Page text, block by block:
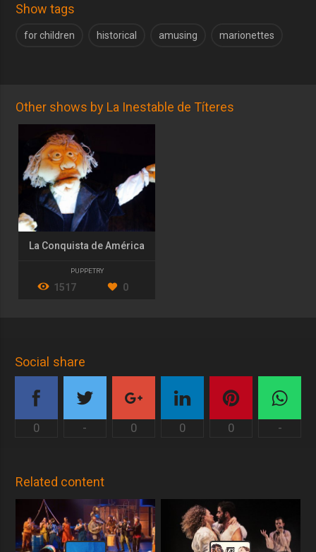
Show tags
for children historical amusing marionettes
Other shows by La Inestable de Títeres
La Conquista de América
PUPPETRY
1517 0
Social share
0 - 0 0 0 -
Related content